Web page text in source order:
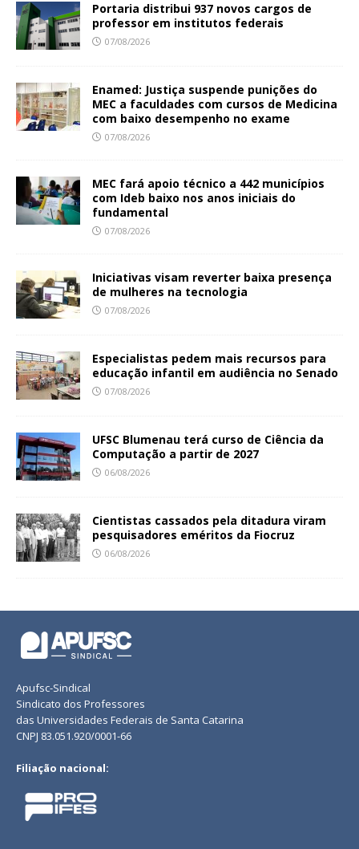
Portaria distribui 937 novos cargos de
professor em institutos federais
07/08/2026
Enamed: Justiça suspende punições do
MEC a faculdades com cursos de Medicina
com baixo desempenho no exame
07/08/2026
MEC fará apoio técnico a 442 municípios
com Ideb baixo nos anos iniciais do
fundamental
07/08/2026
Iniciativas visam reverter baixa presença
de mulheres na tecnologia
07/08/2026
Especialistas pedem mais recursos para
educação infantil em audiência no Senado
07/08/2026
UFSC Blumenau terá curso de Ciência da
Computação a partir de 2027
06/08/2026
Cientistas cassados pela ditadura viram
pesquisadores eméritos da Fiocruz
06/08/2026
Apufsc-Sindical
Sindicato dos Professores
das Universidades Federais de Santa Catarina
CNPJ 83.051.920/0001-66
Filiação nacional: